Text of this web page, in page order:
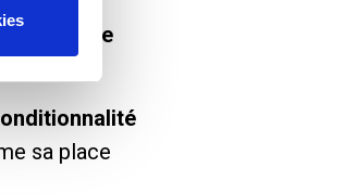
de
sa place